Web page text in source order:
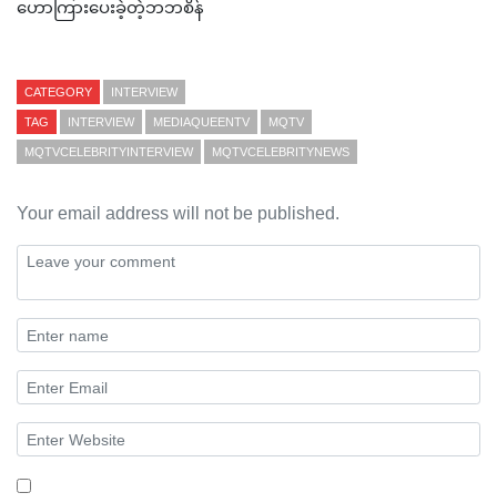
ဟောကြားပေးခဲ့တဲ့ဘဘစိန်
CATEGORY INTERVIEW
TAG INTERVIEW MEDIAQUEENTV MQTV
MQTVCELEBRITYINTERVIEW MQTVCELEBRITYNEWS
Your email address will not be published.